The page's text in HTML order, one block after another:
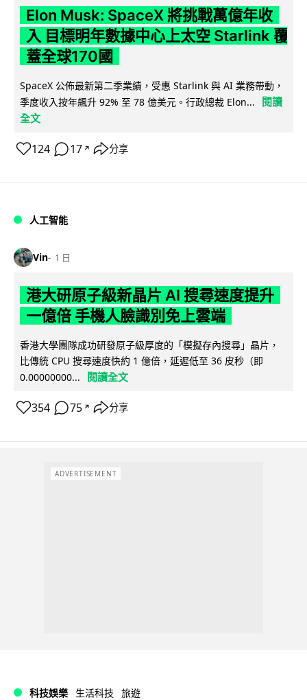
Elon Musk: SpaceX 將挑戰萬億年收
入 目標明年數據中心上太空 Starlink 覆
蓋全球170國
SpaceX 公佈最新第二季業績，受惠 Starlink 與 AI 業務帶動，
季度收入按年飆升 92% 至 78 億美元。行政總裁 Elon...
閱讀
全文
124 17 ↗ 分享
人工智能
Vin 1 日
港大研原子級新晶片 AI 搜尋速度提升
一億倍 手機人臉識別免上雲端
香港大學團隊成功研發原子級厚度的「模擬存內搜尋」晶片，
比傳統 CPU 搜尋速度快約 1 億倍，延遲低至 36 皮秒（即
0.00000000...
閱讀全文
354 75 ↗ 分享
ADVERTISEMENT
科技娛樂 生活科技 旅遊